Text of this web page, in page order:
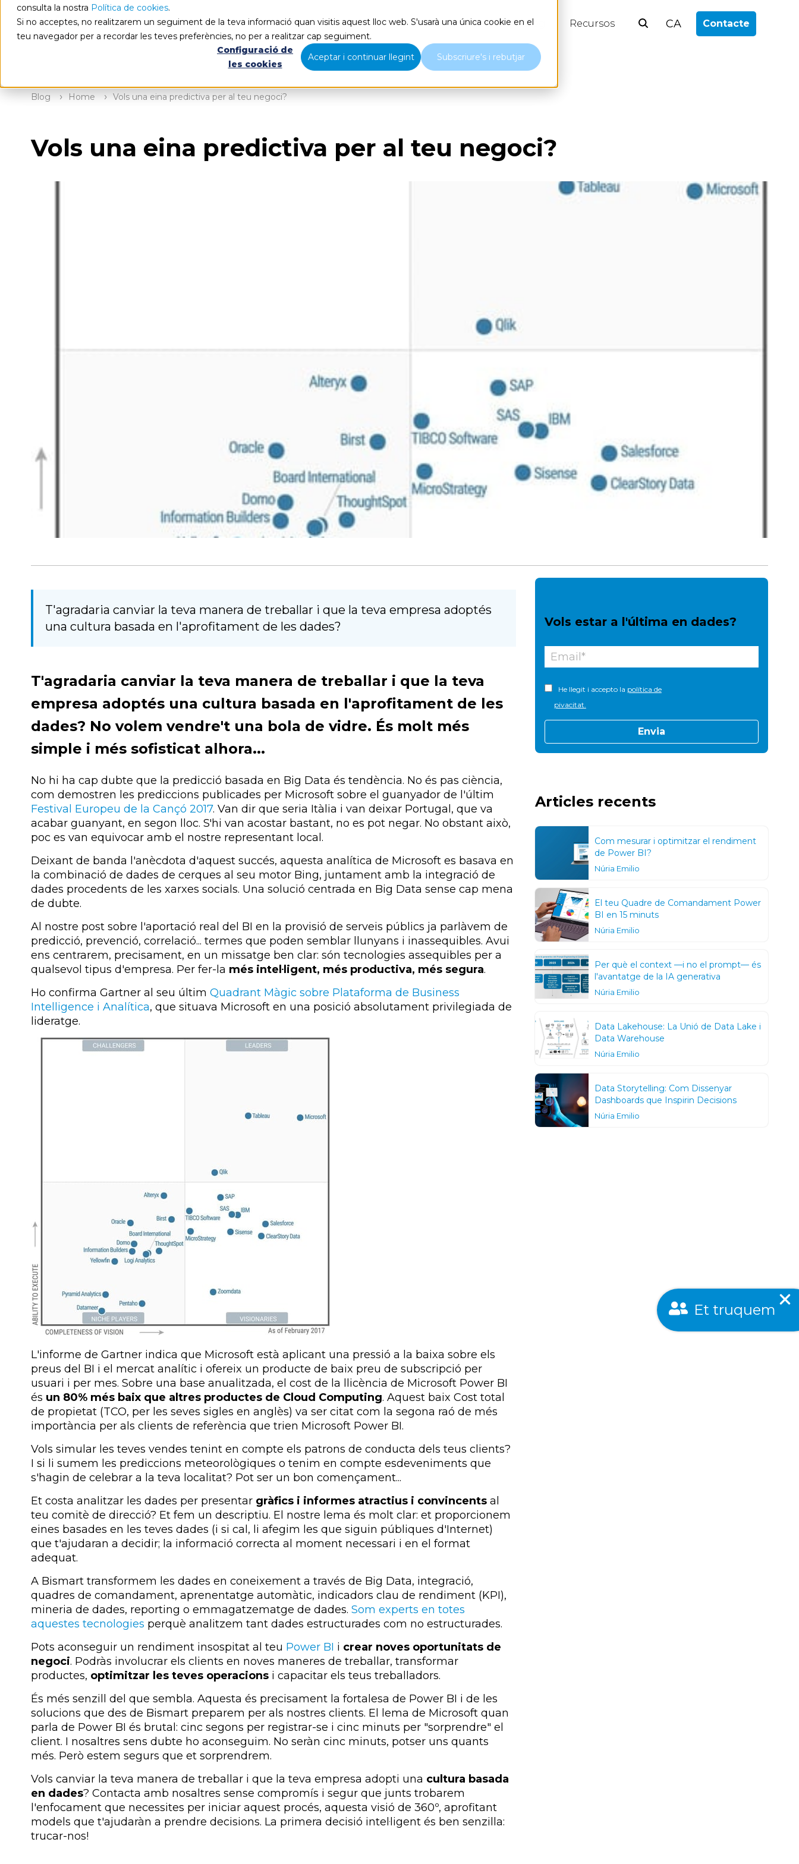
consulta la nostra Política de cookies.
Si no acceptes, no realitzarem un seguiment de la teva informació quan visitis aquest lloc web. S'usarà una única cookie en el
teu navegador per a recordar les teves preferències, no per a realitzar cap seguiment.
Configuració de
les cookies
Aceptar i continuar llegint Subscriure's i rebutjar
Què fem Nosaltres Blog Recursos CA Contacte
Blog Home Vols una eina predictiva per al teu negoci?
Vols una eina predictiva per al teu negoci?
T'agradaria canviar la teva manera de treballar i que la teva empresa adoptés
una cultura basada en l'aprofitament de les dades?
T'agradaria canviar la teva manera de treballar i que la teva
empresa adoptés una cultura basada en l'aprofitament de les
dades? No volem vendre't una bola de vidre. És molt més
simple i més sofisticat alhora...
No hi ha cap dubte que la predicció basada en Big Data és tendència. No és pas ciència,
com demostren les prediccions publicades per Microsoft sobre el guanyador de l'últim
Festival Europeu de la Cançó 2017. Van dir que seria Itàlia i van deixar Portugal, que va
acabar guanyant, en segon lloc. S'hi van acostar bastant, no es pot negar. No obstant això,
poc es van equivocar amb el nostre representant local.
Deixant de banda l'anècdota d'aquest succés, aquesta analítica de Microsoft es basava en
la combinació de dades de cerques al seu motor Bing, juntament amb la integració de
dades procedents de les xarxes socials. Una solució centrada en Big Data sense cap mena
de dubte.
Al nostre post sobre l'aportació real del BI en la provisió de serveis públics ja parlàvem de
predicció, prevenció, correlació... termes que poden semblar llunyans i inassequibles. Avui
ens centrarem, precisament, en un missatge ben clar: són tecnologies assequibles per a
qualsevol tipus d'empresa. Per fer-la més intel·ligent, més productiva, més segura.
Ho confirma Gartner al seu últim Quadrant Màgic sobre Plataforma de Business
Intelligence i Analítica, que situava Microsoft en una posició absolutament privilegiada de
lideratge.
L'informe de Gartner indica que Microsoft està aplicant una pressió a la baixa sobre els
preus del BI i el mercat analític i ofereix un producte de baix preu de subscripció per
usuari i per mes. Sobre una base anualitzada, el cost de la llicència de Microsoft Power BI
és un 80% més baix que altres productes de Cloud Computing. Aquest baix Cost total
de propietat (TCO, per les seves sigles en anglès) va ser citat com la segona raó de més
importància per als clients de referència que trien Microsoft Power BI.
Vols simular les teves vendes tenint en compte els patrons de conducta dels teus clients?
I si li sumem les prediccions meteorològiques o tenim en compte esdeveniments que
s'hagin de celebrar a la teva localitat? Pot ser un bon començament...
Et costa analitzar les dades per presentar gràfics i informes atractius i convincents al
teu comitè de direcció? Et fem un descriptiu. El nostre lema és molt clar: et proporcionem
eines basades en les teves dades (i si cal, li afegim les que siguin públiques d'Internet)
que t'ajudaran a decidir; la informació correcta al moment necessari i en el format
adequat.
A Bismart transformem les dades en coneixement a través de Big Data, integració,
quadres de comandament, aprenentatge automàtic, indicadors clau de rendiment (KPI),
mineria de dades, reporting o emmagatzematge de dades. Som experts en totes
aquestes tecnologies perquè analitzem tant dades estructurades com no estructurades.
Pots aconseguir un rendiment insospitat al teu Power BI i crear noves oportunitats de
negoci. Podràs involucrar els clients en noves maneres de treballar, transformar
productes, optimitzar les teves operacions i capacitar els teus treballadors.
És més senzill del que sembla. Aquesta és precisament la fortalesa de Power BI i de les
solucions que des de Bismart preparem per als nostres clients. El lema de Microsoft quan
parla de Power BI és brutal: cinc segons per registrar-se i cinc minuts per "sorprendre" el
client. I nosaltres sens dubte ho aconseguim. No seràn cinc minuts, potser uns quants
més. Però estem segurs que et sorprendrem.
Vols canviar la teva manera de treballar i que la teva empresa adopti una cultura basada
en dades? Contacta amb nosaltres sense compromís i segur que junts trobarem
l'enfocament que necessites per iniciar aquest procés, aquesta visió de 360º, aprofitant
models que t'ajudaràn a prendre decisions. La primera decisió intel·ligent és ben senzilla:
trucar-nos!
Vols estar a l'última en dades?
He llegit i accepto la política de
pivacitat.
Articles recents
Com mesurar i optimitzar el rendiment
de Power BI?
Núria Emilio
El teu Quadre de Comandament Power
BI en 15 minuts
Núria Emilio
Per què el context —i no el prompt— és
l'avantatge de la IA generativa
Núria Emilio
Data Lakehouse: La Unió de Data Lake i
Data Warehouse
Núria Emilio
Data Storytelling: Com Dissenyar
Dashboards que Inspirin Decisions
Núria Emilio
Et truquem